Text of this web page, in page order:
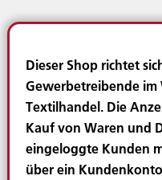
Dieser Shop richtet
Gewerbetreibende
Textilhandel. Die
Kauf von Waren und
eingeloggte Kunden
über ein